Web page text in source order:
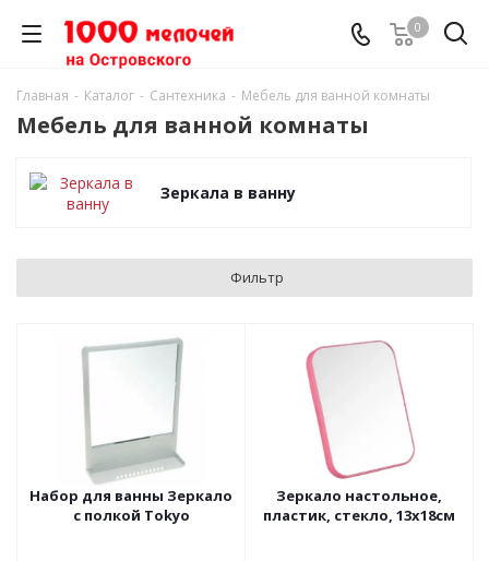
0
Главная - Каталог - Сантехника - Мебель для ванной комнаты
Мебель для ванной комнаты
Зеркала в ванну
Фильтр
Набор для ванны Зеркало
c полкой Tokyo
Зеркало настольное,
пластик, стекло, 13х18см